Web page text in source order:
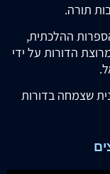
תורה.
ההלכתית,
הדורות על ידי
שצמחה בדורות